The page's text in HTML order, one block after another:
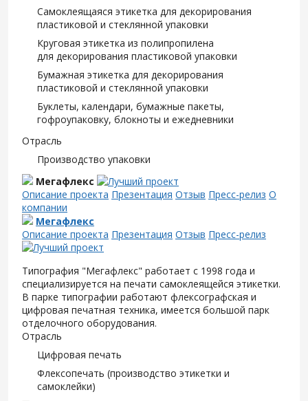
Самоклеящаяся этикетка для декорирования
пластиковой и стеклянной упаковки
Круговая этикетка из полипропилена
для декорирования пластиковой упаковки
Бумажная этикетка для декорирования
пластиковой и стеклянной упаковки
Буклеты, календари, бумажные пакеты,
гофроупаковку, блокноты и ежедневники
Отрасль
Производство упаковки
Мегафлекс
Описание проекта Презентация Отзыв Пресс-релиз О
компании
Мегафлекс
Описание проекта Презентация Отзыв Пресс-релиз
Типография "Мегафлекс" работает с 1998 года и
специализируется на печати самоклеящейся этикетки.
В парке типографии работают флексографская и
цифровая печатная техника, имеется большой парк
отделочного оборудования.
Отрасль
Цифровая печать
Флексопечать (производство этикетки и
самоклейки)